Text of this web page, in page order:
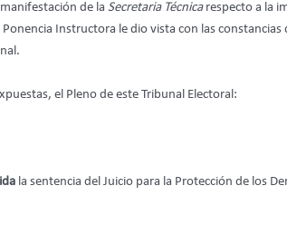
de la Secretaria Técnica respecto a la
Instructora le dio vista con las
el Pleno de este Tribunal Electoral:
la sentencia del Juicio para la Protección de los